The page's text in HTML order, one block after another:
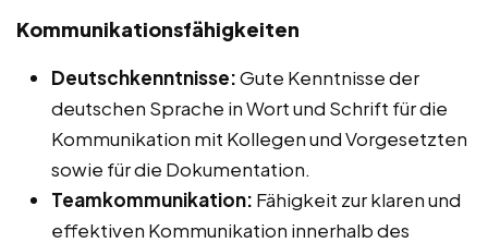
Kommunikationsfähigkeiten
Deutschkenntnisse:Gute Kenntnisse der
deutschen Sprache in Wort und Schrift für die
Kommunikation mit Kollegen und Vorgesetzten
sowie für die Dokumentation.
Teamkommunikation: Fähigkeit zur klaren und
effektiven Kommunikation innerhalb des